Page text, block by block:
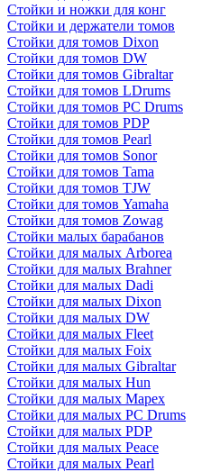
Стойки и ножки для конг
Стойки и держатели томов
Стойки для томов Dixon
Стойки для томов DW
Стойки для томов Gibraltar
Стойки для томов LDrums
Стойки для томов PC Drums
Стойки для томов PDP
Стойки для томов Pearl
Стойки для томов Sonor
Стойки для томов Tama
Стойки для томов TJW
Стойки для томов Yamaha
Стойки для томов Zowag
Стойки малых барабанов
Стойки для малых Arborea
Стойки для малых Brahner
Стойки для малых Dadi
Стойки для малых Dixon
Стойки для малых DW
Стойки для малых Fleet
Стойки для малых Foix
Стойки для малых Gibraltar
Стойки для малых Hun
Стойки для малых Mapex
Стойки для малых PC Drums
Стойки для малых PDP
Стойки для малых Peace
Стойки для малых Pearl